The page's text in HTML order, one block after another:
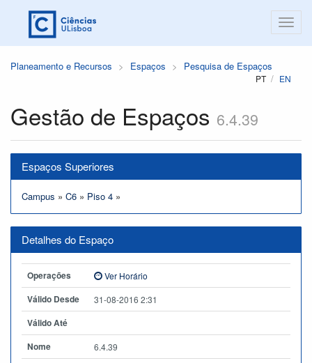
Planeamento e Recursos Espaços Pesquisa de Espaços
PT EN
Gestão de Espaços 6.4.39
Espaços Superiores
Campus » C6 » Piso 4 »
Detalhes do Espaço
Operações Ver Horário
Válido Desde 31-08-2016 2:31
Válido Até
Nome
6.4.39